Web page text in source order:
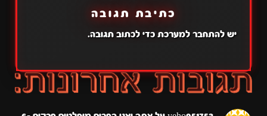
כתיבת תגובה
יש להתחבר למערכתכדי לכתוב תגובה.